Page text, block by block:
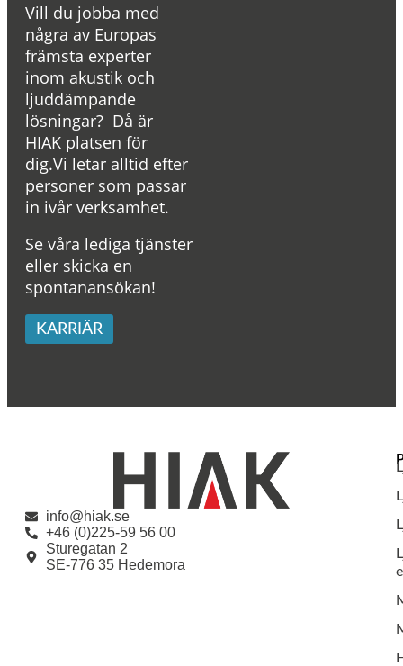
Vill du jobba med
några av Europas
främsta experter
inom akustik och
ljuddämpande
lösningar? Då är
HIAK platsen för
dig.Vi letar alltid efter
personer som passar
in ivår verksamhet.
Se våra lediga tjänster
eller skicka en
spontanansökan!
KARRIÄR
info@hiak.se
+46 (0)225-59 56 00
Sturegatan 2
SE-776 35 Hedemora